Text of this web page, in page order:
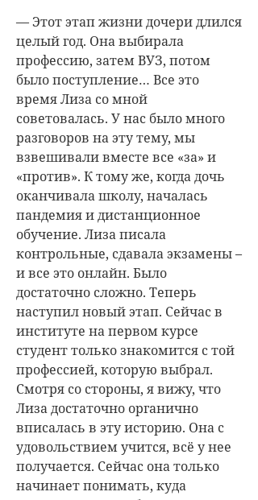
— Этот этап жизни дочери длился
целый год. Она выбирала
профессию, затем ВУЗ, потом
было поступление… Все это
время Лиза со мной
советовалась. У нас было много
разговоров на эту тему, мы
взвешивали вместе все «за» и
«против». К тому же, когда дочь
оканчивала школу, началась
пандемия и дистанционное
обучение. Лиза писала
контрольные, сдавала экзамены –
и все это онлайн. Было
достаточно сложно. Теперь
наступил новый этап. Сейчас в
институте на первом курсе
студент только знакомится с той
профессией, которую выбрал.
Смотря со стороны, я вижу, что
Лиза достаточно органично
вписалась в эту историю. Она с
удовольствием учится, всё у нее
получается. Сейчас она только
начинает понимать, куда